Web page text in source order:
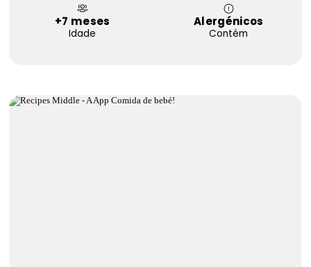
+7 meses
Idade
Alergénicos
Contém